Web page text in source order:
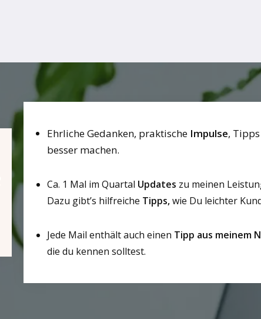
Ehrliche Gedanken, praktische Impulse,
besser machen.
Ca. 1 Mal im Quartal Updates zu meinen
Dazu gibt’s hilfreiche Tipps,wie Du leichter
Jede Mail enthält auch einen Tipp aus meinem
die du kennen solltest.